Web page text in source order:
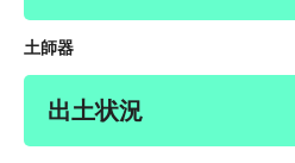
土師器
出土状況